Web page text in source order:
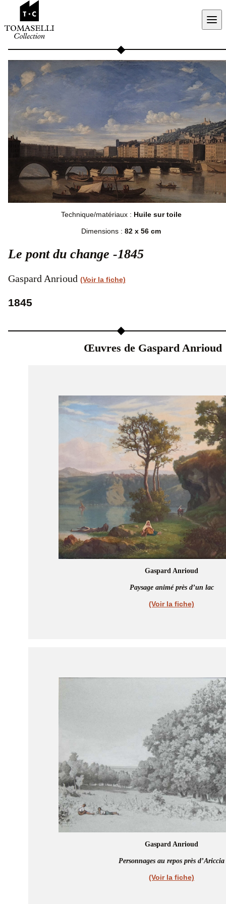
Aller au contenu
Technique/matériaux : Huile sur toile
Dimensions : 82 x 56 cm
Le pont du change -1845
Gaspard Anrioud (Voir la fiche)
1845
Œuvres de Gaspard Anrioud
Gaspard Anrioud
Paysage animé près d’un lac
(Voir la fiche)
Gaspard Anrioud
Personnages au repos près d’Ariccia
(Voir la fiche)